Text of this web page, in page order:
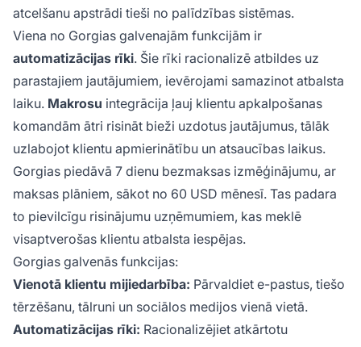
atcelšanu apstrādi tieši no palīdzības sistēmas.
Viena no Gorgias galvenajām funkcijām ir
automatizācijas rīki. Šie rīki racionalizē atbildes uz
parastajiem jautājumiem, ievērojami samazinot atbalsta
laiku. Makrosu integrācija ļauj klientu apkalpošanas
komandām ātri risināt bieži uzdotus jautājumus, tālāk
uzlabojot klientu apmierinātību un atsaucības laikus.
Gorgias piedāvā 7 dienu bezmaksas izmēģinājumu, ar
maksas plāniem, sākot no 60 USD mēnesī. Tas padara
to pievilcīgu risinājumu uzņēmumiem, kas meklē
visaptverošas klientu atbalsta iespējas.
Gorgias galvenās funkcijas:
Vienotā klientu mijiedarbība: Pārvaldiet e-pastus, tiešo
tērzēšanu, tālruni un sociālos medijos vienā vietā.
Automatizācijas rīki: Racionalizējiet atkārtotu